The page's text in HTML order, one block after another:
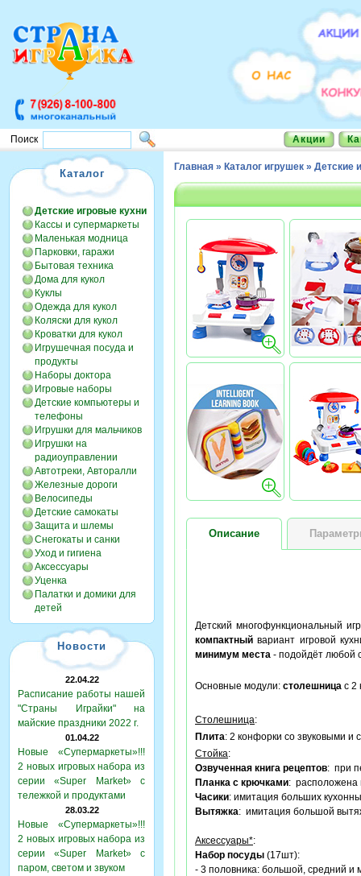
Поиск Акции
Каталог
Детские игровые кухни
Кассы и супермаркеты
Маленькая модница
Парковки, гаражи
Бытовая техника
Дома для кукол
Куклы
Одежда для кукол
Коляски для кукол
Кроватки для кукол
Игрушечная посуда и
продукты
Наборы доктора
Игровые наборы
Детские компьютеры и
телефоны
Игрушки для мальчиков
Игрушки на
радиоуправлении
Автотреки, Авторалли
Железные дороги
Велосипеды
Детские самокаты
Защита и шлемы
Снегокаты и санки
Уход и гигиена
Аксессуары
Уценка
Палатки и домики для
детей
Новости
22.04.22
Расписание работы нашей
"Страны Играйки" на
майские праздники 2022 г.
01.04.22
Новые «Супермаркеты»!!!
2 новых игровых набора из
серии «Super Market» с
тележкой и продуктами
28.03.22
Новые «Супермаркеты»!!!
2 новых игровых набора из
серии «Super Market» с
паром, светом и звуком
Главная » Каталог игрушек » Детские
Описание
Детский многофункциональный
компактный вариант игровой
минимум места - подойдёт любой
Основные модули: столешница с 2
Столешница:
Плита: 2 конфорки со звуковыми
Стойка:
Озвученная книга рецептов: при
Планка с крючками: расположена
Часики: имитация больших
Вытяжка: имитация большой
Аксессуары*:
Набор посуды (17шт):
- 3 половника: большой, средний и